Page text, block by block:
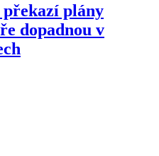
překazí plány
dopadnou v